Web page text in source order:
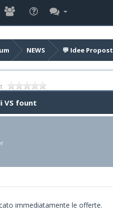
NEWS 💬 Idee
VS fount
immediatamente le offerte.